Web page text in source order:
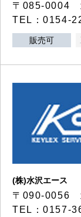
〒085-0004
TEL：0154-
販売可
(株)水沢エース
〒090-0056
TEL：0157-